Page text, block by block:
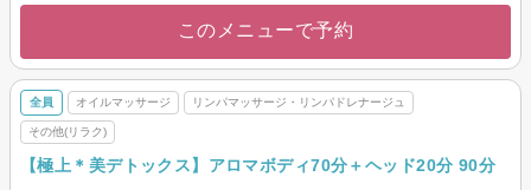
このメニューで予約
全員 オイルマッサージ リンパマッサージ・リンパドレナージュ
その他(リラク)
【極上＊美デトックス】アロマボディ70分＋ヘッド20分 90分